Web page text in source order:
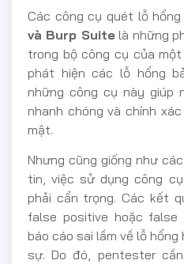
Các công cụ quét lỗ
và Burp Suitelà những
trong bộ công cụ của
phát hiện các lỗ hổng
những công cụ này giúp
nhanh chóng và chính
mật.
Nhưng cũng giống như
tin, việc sử dụng công
phải cẩn trọng. Các kết
false positive hoặc
báo cáo sai lầm về lỗ
sự. Do đó, pentester